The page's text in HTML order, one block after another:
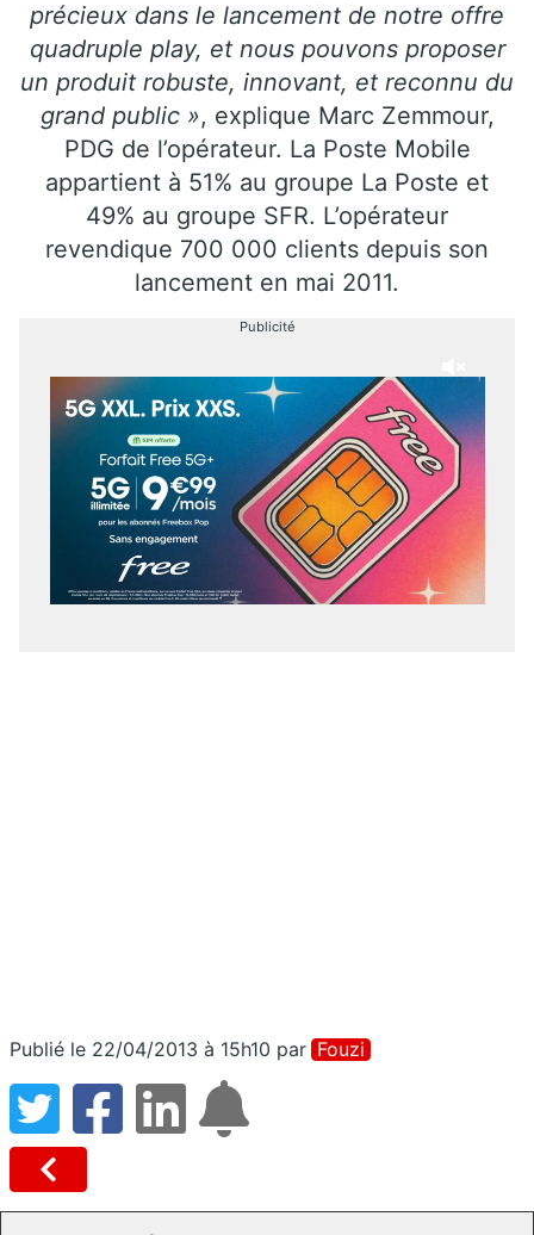
précieux dans le lancement de notre offre
quadruple play, et nous pouvons proposer
un produit robuste, innovant, et reconnu du
grand public », explique Marc Zemmour,
PDG de l’opérateur. La Poste Mobile
appartient à 51% au groupe La Poste et
49% au groupe SFR. L’opérateur
revendique 700 000 clients depuis son
lancement en mai 2011.
Publicité
Publié le 22/04/2013 à 15h10 par Fouzi